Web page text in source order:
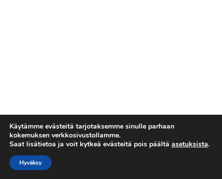
Tietosuojaseloste
Käytämme evästeitä tarjotaksemme sinulle parhaan
kokemuksen verkkosivustollamme.
Saat lisätietoa ja voit kytkeä evästeitä pois päältä asetuksista.
Hyväksy